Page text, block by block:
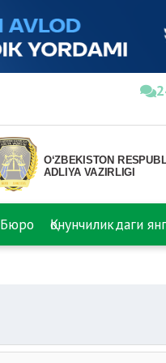
Бюро Қонунчиликдаги